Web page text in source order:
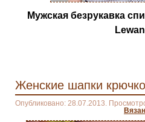
Мужская безрукавка
Женские шапки
Опубликовано: 28.07.2013.